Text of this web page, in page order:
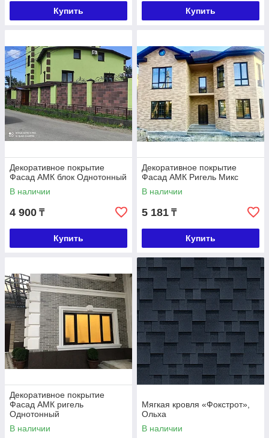
Купить Купить
Декоративное покрытие
Фасад АМК блок Однотонный
В наличии
4 900 ₸
Купить
Декоративное покрытие
Фасад АМК Ригель Микс
В наличии
5 181 ₸
Купить
Декоративное покрытие
Фасад АМК ригель
Однотонный
В наличии
Мягкая кровля «Фокстрот»,
Ольха
В наличии